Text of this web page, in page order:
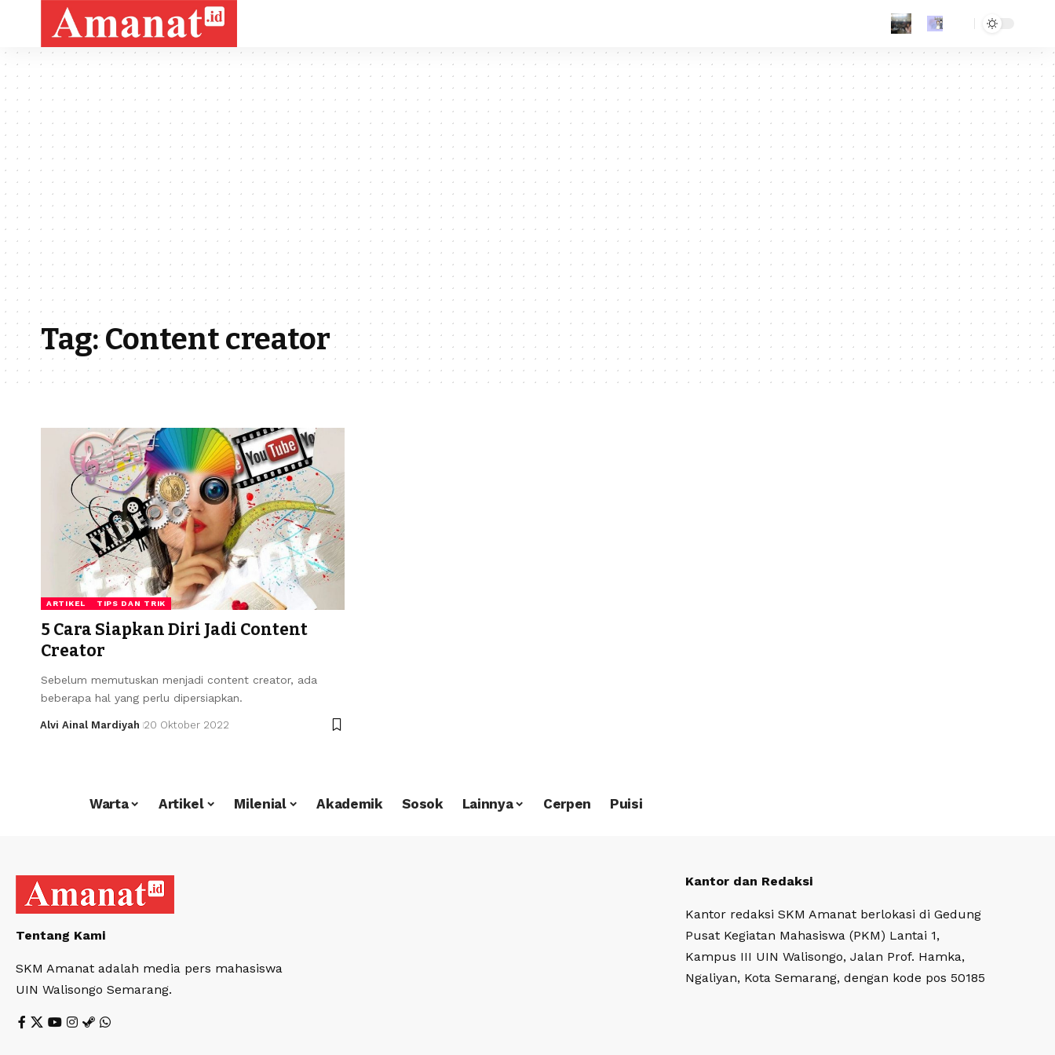
Tag:Content creator
ARTIKEL TIPS DAN TRIK
5 Cara Siapkan Diri Jadi Content
Creator
Sebelum memutuskan menjadi content creator, ada
beberapa hal yang perlu dipersiapkan.
Alvi Ainal Mardiyah 20 Oktober 2022
Warta Artikel Milenial Akademik Sosok Lainnya Cerpen Puisi
Tentang Kami
SKM Amanat adalah media pers mahasiswa
UIN Walisongo Semarang.
Kantor dan Redaksi
Kantor redaksi SKM Amanat berlokasi di Gedung
Pusat Kegiatan Mahasiswa (PKM) Lantai 1,
Kampus III UIN Walisongo, Jalan Prof. Hamka,
Ngaliyan, Kota Semarang, dengan kode pos 50185